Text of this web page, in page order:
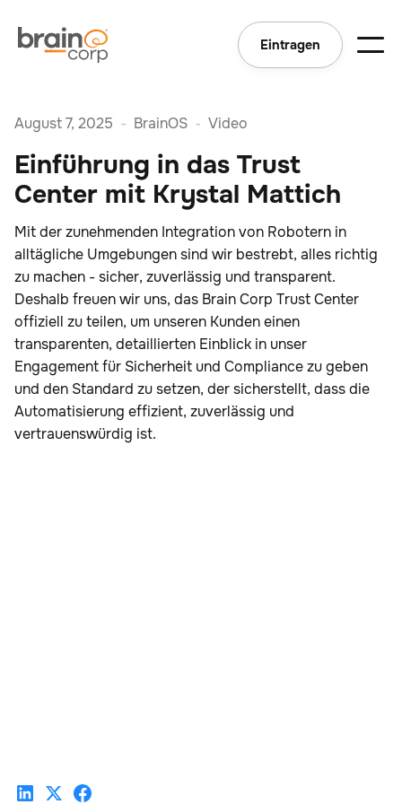
Eintragen
August 7, 2025 - BrainOS - Video
Einführung in das Trust
Center mit Krystal Mattich
Mit der zunehmenden Integration von Robotern in
alltägliche Umgebungen sind wir bestrebt, alles richtig
zu machen - sicher, zuverlässig und transparent.
Deshalb freuen wir uns, das Brain Corp Trust Center
offiziell zu teilen, um unseren Kunden einen
transparenten, detaillierten Einblick in unser
Engagement für Sicherheit und Compliance zu geben
und den Standard zu setzen, der sicherstellt, dass die
Automatisierung effizient, zuverlässig und
vertrauenswürdig ist.